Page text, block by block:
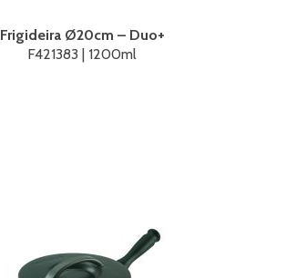
Frigideira Ø20cm – Duo+
F421383 | 1200ml